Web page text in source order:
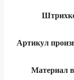
Артикул
Материал